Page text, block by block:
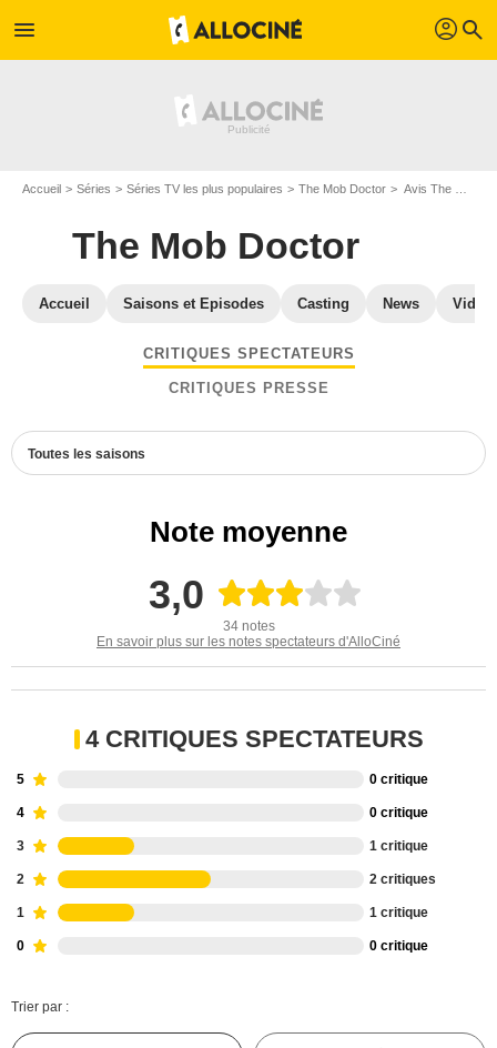
menu profil search
Accueil Séries Séries TV les plus populaires The Mob Doctor Avis The Mob Doctor
The Mob Doctor
Accueil Saisons et Episodes Casting News
CRITIQUES SPECTATEURS
CRITIQUES PRESSE
Toutes les saisons
Note moyenne
3,0
34 notes
En savoir plus sur les notes spectateurs d'AlloCiné
4 CRITIQUES SPECTATEURS
5 0 critique
4 0 critique
3 1 critique
2 2 critiques
1 1 critique
0 0 critique
Trier par :